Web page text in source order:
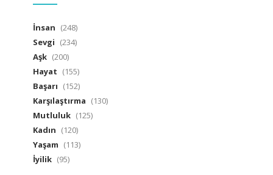
İnsan (248)
Sevgi (234)
Aşk (200)
Hayat (155)
Başarı (152)
Karşılaştırma (130)
Mutluluk (125)
Kadın (120)
Yaşam (113)
İyilik (95)